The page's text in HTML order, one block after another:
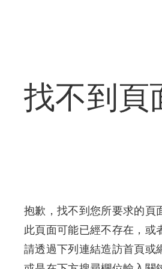
找不到頁
抱歉，找不到您所要求的頁
此頁面可能已經不存在，或
請透過下列連結造訪首頁或